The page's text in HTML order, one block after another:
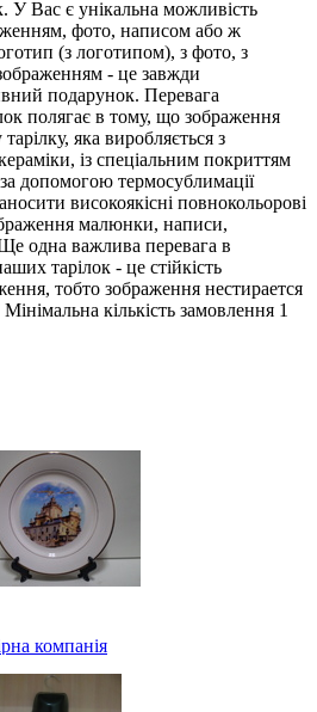
У Вас є унікальна можливість
фото, написом або ж
(з логотипом), з фото, з
- це завжди
подарунок. Перевага
полягає в тому, що зображення
яка виробляється з
із спеціальним покриттям
за допомогою термосублимації
високоякісні повнокольорові
малюнки, написи,
одна важлива перевага в
тарілок - це стійкість
тобто зображення нестирается
кількість замовлення 1
компанія